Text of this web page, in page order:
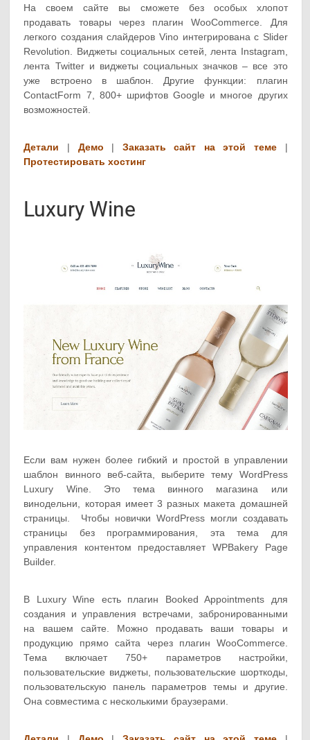
На своем сайте вы сможете без особых хлопот
продавать товары через плагин WooCommerce. Для
легкого создания слайдеров Vino интегрирована с Slider
Revolution. Виджеты социальных сетей, лента Instagram,
лента Twitter и виджеты социальных значков – все это
уже встроено в шаблон. Другие функции: плагин
ContactForm 7, 800+ шрифтов Google и многое других
возможностей.
Детали | Демо | Заказать сайт на этой теме |
Протестировать хостинг
Luxury Wine
Если вам нужен более гибкий и простой в управлении
шаблон винного веб-сайта, выберите тему WordPress
Luxury Wine. Это тема винного магазина или
винодельни, которая имеет 3 разных макета домашней
страницы. Чтобы новички WordPress могли создавать
страницы без программирования, эта тема для
управления контентом предоставляет WPBakery Page
Builder.
В Luxury Wine есть плагин Booked Appointments для
создания и управления встречами, забронированными
на вашем сайте. Можно продавать ваши товары и
продукцию прямо сайта через плагин WooCommerce.
Тема включает 750+ параметров настройки,
пользовательские виджеты, пользовательские шорткоды,
пользовательскую панель параметров темы и другие.
Она совместима с несколькими браузерами.